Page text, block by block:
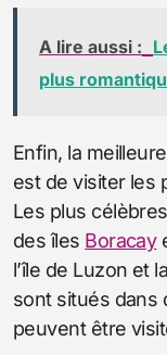
A lire aussi :
plus
Enfin, la
est de visiter les
Les plus
des îles Boracay
l’île de Luzon et
sont situés dans
peuvent être